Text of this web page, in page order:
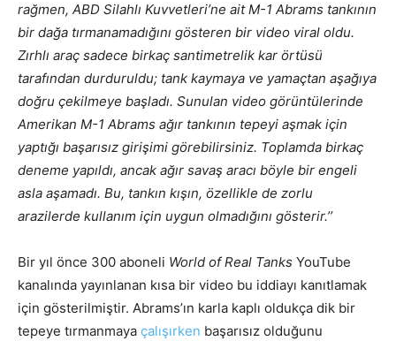
rağmen, ABD Silahlı Kuvvetleri’ne ait M-1 Abrams tankının
bir dağa tırmanamadığını gösteren bir video viral oldu.
Zırhlı araç sadece birkaç santimetrelik kar örtüsü
tarafından durduruldu; tank kaymaya ve yamaçtan aşağıya
doğru çekilmeye başladı. Sunulan video görüntülerinde
Amerikan M-1 Abrams ağır tankının tepeyi aşmak için
yaptığı başarısız girişimi görebilirsiniz. Toplamda birkaç
deneme yapıldı, ancak ağır savaş aracı böyle bir engeli
asla aşamadı. Bu, tankın kışın, özellikle de zorlu
arazilerde kullanım için uygun olmadığını gösterir.’’
Bir yıl önce 300 aboneli World of Real Tanks YouTube
kanalında yayınlanan kısa bir video bu iddiayı kanıtlamak
için gösterilmiştir. Abrams’ın karla kaplı oldukça dik bir
tepeye tırmanmaya çalışırken başarısız olduğunu